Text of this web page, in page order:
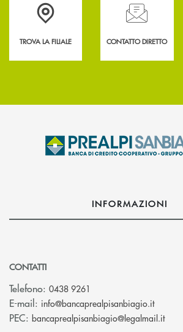
Accedi all' elenco completo delle filiali .
TROVA LA FILIALE
Hai bisogno di
CONTATTO DIRETTO
INFORMAZIONI
CONTATTI
Telefono: 0438 9261
E-mail: info@bancaprealpisanbiagio.it(si
PEC: bancaprealpisanbiagio@legalmail.it(si